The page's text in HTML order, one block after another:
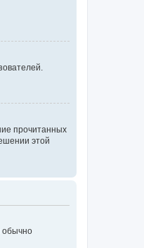
прочитанных
этой
обычно